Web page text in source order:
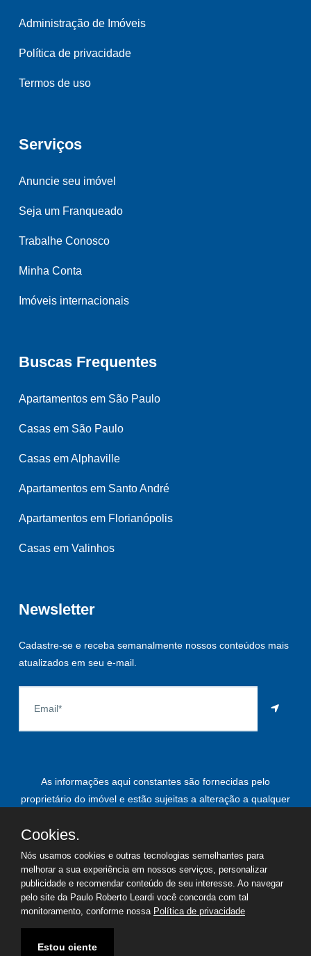
Administração de Imóveis
Política de privacidade
Termos de uso
Serviços
Anuncie seu imóvel
Seja um Franqueado
Trabalhe Conosco
Minha Conta
Imóveis internacionais
Buscas Frequentes
Apartamentos em São Paulo
Casas em São Paulo
Casas em Alphaville
Apartamentos em Santo André
Apartamentos em Florianópolis
Casas em Valinhos
Newsletter
Cadastre-se e receba semanalmente nossos conteúdos mais
atualizados em seu e-mail.
As informações aqui constantes são fornecidas pelo
proprietário do imóvel e estão sujeitas a alteração a qualquer
©2026Copyright - Paulo Roberto Leardi | Todos os direitos
reservados
Cookies.
Nós usamos cookies e outras tecnologias semelhantes para
melhorar a sua experiência em nossos serviços, personalizar
publicidade e recomendar conteúdo de seu interesse. Ao navegar
pelo site da Paulo Roberto Leardi você concorda com tal
monitoramento, conforme nossa Política de privacidade
Estou ciente